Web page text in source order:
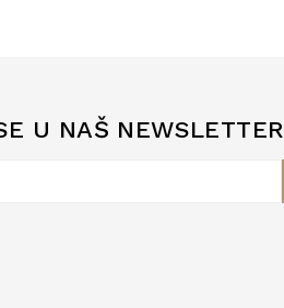
U NAŠ NEWSLETTER